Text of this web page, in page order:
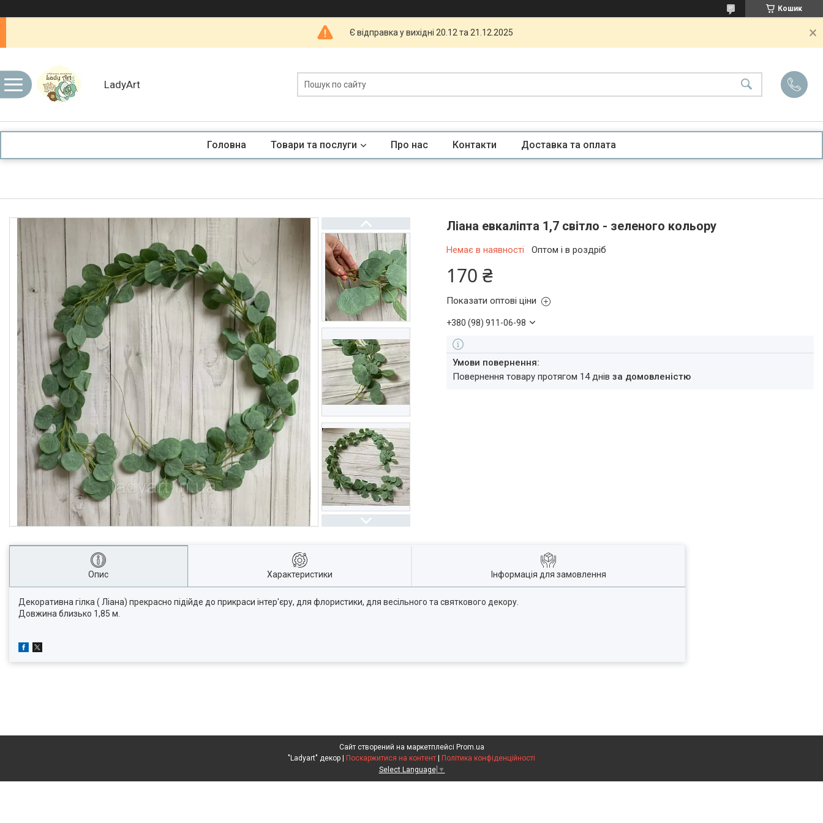
Кошик
Є відправка у вихідні 20.12 та 21.12.2025
LadyArt
Головна Товари та послуги Про нас Контакти Доставка та оплата
Ліана евкаліпта 1,7 світло - зеленого кольору
Немає в наявності Оптом і в роздріб
170 ₴
Показати оптові ціни
+380 (98) 911-06-98
повернення товару протягом 14 днівза домовленістю
Опис Характеристики Інформація для замовлення
Декоративна гілка ( Ліана) прекрасно підійде до прикраси інтер'єру, для флористики, для весільного та святкового декору.
Довжина близько 1,85 м.
Сайт створений на маркетплейсі Prom.ua
Поскаржитися на контент
Політика конфіденційності
Select Language ▼